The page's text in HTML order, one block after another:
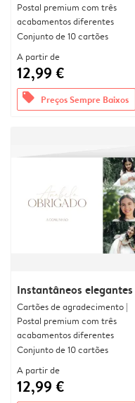
Postal premium com três
acabamentos diferentes
Conjunto de 10 cartões
A partir de
12,99 €
offers Preços Sempre Baixos
Instantâneos elegantes
Cartões de agradecimento |
Postal premium com três
acabamentos diferentes
Conjunto de 10 cartões
A partir de
12,99 €